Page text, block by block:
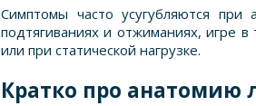
Симптомы часто усугубляются
подтягиваниях и отжиманиях, игре
или при статической нагрузке.
Кратко про анатомию